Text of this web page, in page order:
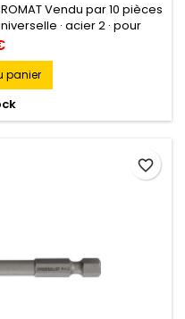
Vendu par 10 pièces
· acier 2 · pour
(visseuses sans fil
les longueurs de 50 mm :
DIN 3126-E 6,3
panier
favorite_border